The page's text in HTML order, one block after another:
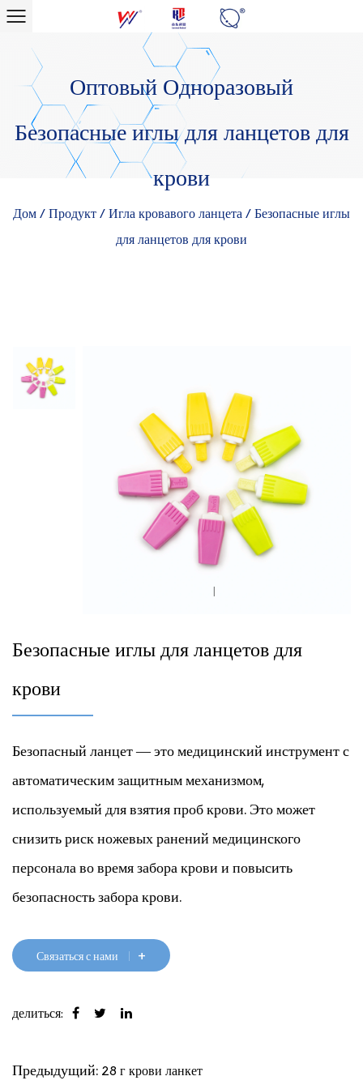
Оптовый Одноразовый
Безопасные иглы для ланцетов для
крови
Дом / Продукт / Игла кровавого ланцета / Безопасные иглы
для ланцетов для крови
Безопасные иглы для ланцетов для
крови
Безопасный ланцет — это медицинский инструмент с
автоматическим защитным механизмом,
используемый для взятия проб крови. Это может
снизить риск ножевых ранений медицинского
персонала во время забора крови и повысить
безопасность забора крови.
1. Механизм автоматической защиты. Безопасные
защитное устройство, которое может автоматически
случайной травмы или перекрестного заражения.
Связаться с нами +
делиться:
Предыдущий: 28 г крови ланкет